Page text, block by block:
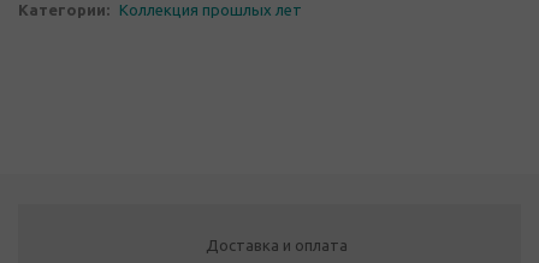
Категории: Коллекция прошлых лет
Доставка и оплата